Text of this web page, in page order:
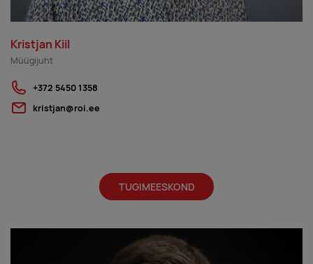
Kristjan Kiil
Müügijuht
+372 5450 1358
kristjan@roi.ee
TUGIMEESKOND